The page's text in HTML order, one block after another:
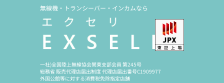
無線機・トランシーバー・インカムなら
一社)全国陸上無線協会関東支部会員 第245号
総務省 販売代理店届出制度 代理店届出番号C1909977
外国公館等に対する消費税免除指定店舗